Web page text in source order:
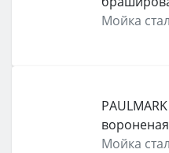
Мойка
Мойка